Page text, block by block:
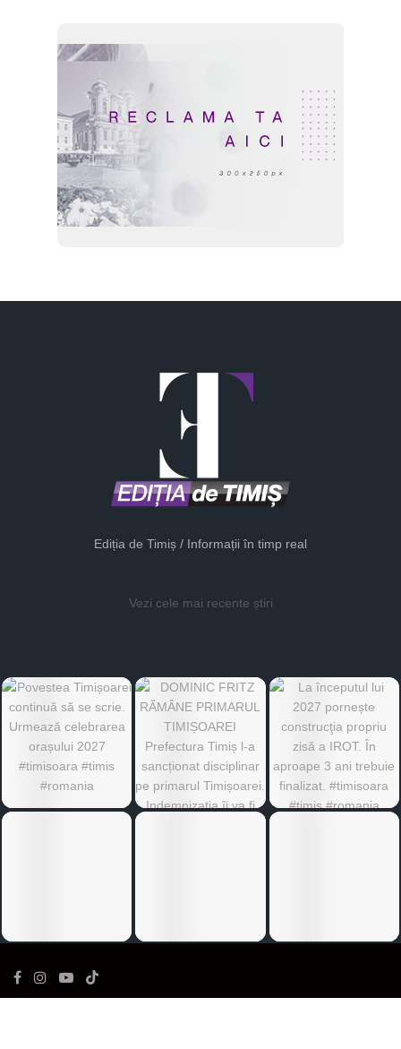
Ediția de Timiș / Informații în timp real
Vezi cele mai recente știri